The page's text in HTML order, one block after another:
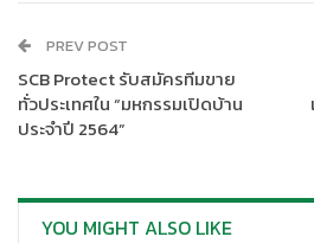
รถยนต์ SUV ทุกรูปแบบต่อเนื่องไปทั้งวั
PREV POST
SCB Protect รับสมัครทีมขาย
ทั่วประเทศใน “มหกรรมเปิดบ้าน
ประจำปี 2564”
YOU MIGHT ALSO LIKE